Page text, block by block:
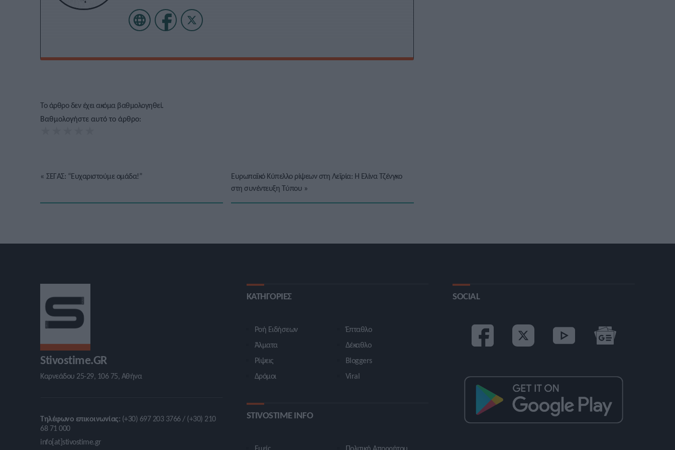
Το άρθρο δεν έχει ακόμα βαθμολογηθεί.
Βαθμολογήστε αυτό το άρθρο:
« ΣΕΓΑΣ: “Ευχαριστούμε ομάδα!”
Ευρωπαϊκό Κύπελλο ρίψεων στη Λεϊρία: Η Ελίνα Τζένγκο
στη συνέντευξη Τύπου »
Stivostime.GR
Καρνεάδου 25-29, 106 75, Αθήνα
Τηλέφωνο επικοινωνίας: (+30) 697 203 3766 / (+30) 210
68 71 000
info[at]stivostime.gr
ΚΑΤΗΓΟΡΙΕΣ
Ροή Ειδήσεων
Άλματα
Ρίψεις
Δρόμοι
Έπταθλο
Δέκαθλο
Bloggers
Viral
STIVOSTIME INFO
SOCIAL